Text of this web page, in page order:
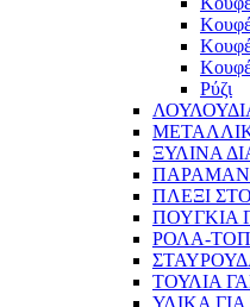
Ρύζι
ΞΥΛΙΝΑ
ΠΛΕΞΙ
ΠΟΥΓΚΙΑ
ΡΟΛΑ-
ΤΟΥΛΙΑ
ΥΛΙΚΑ